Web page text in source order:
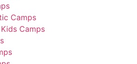
Camps
Camps